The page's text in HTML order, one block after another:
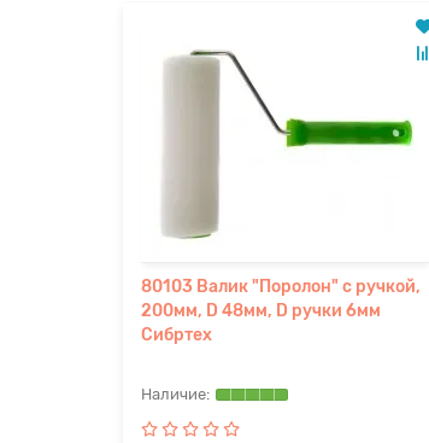
80103 Валик "Поролон" с ручкой,
200мм, D 48мм, D ручки 6мм
Сибртех